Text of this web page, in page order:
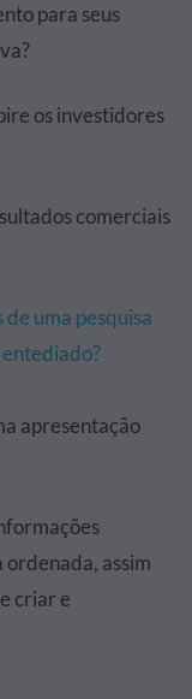
para seus
os investidores
comerciais
uma pesquisa
entediado?
apresentação
assim
criar e